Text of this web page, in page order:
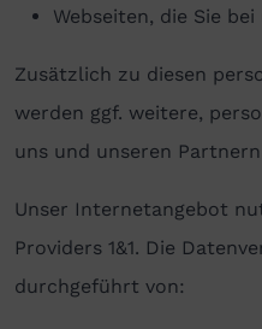
Webseiten, die Sie
Zusätzlich zu diesen
werden ggf. weitere,
uns und unseren
Unser Internetangebot
Providers 1&1. Die
durchgeführt von: